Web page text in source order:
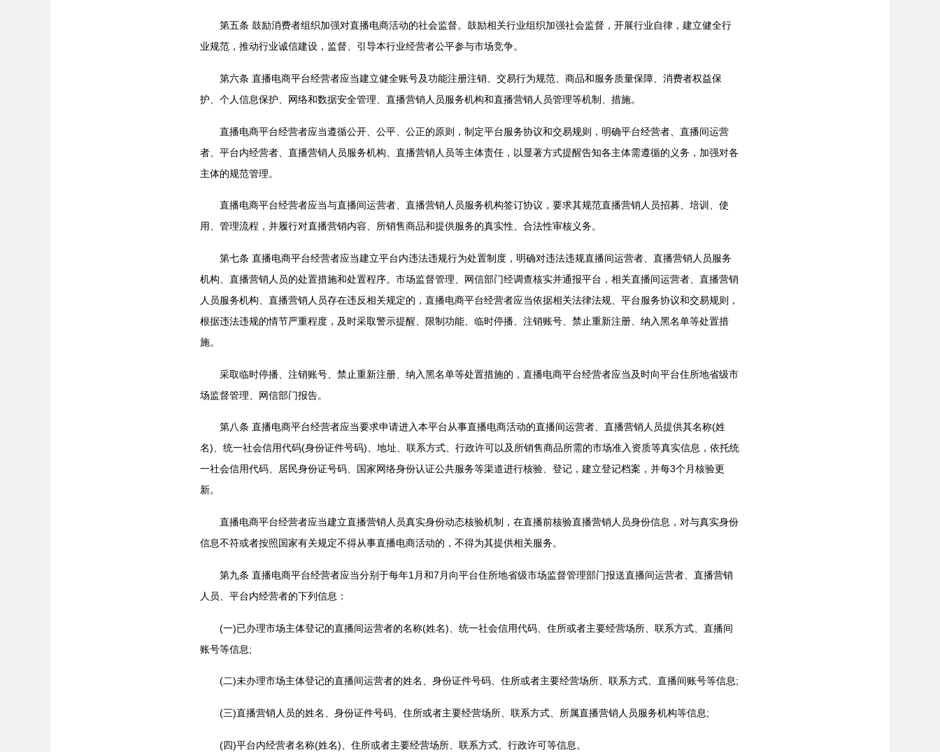
第五条 鼓励消费者组织加强对直播电商活动的社会监督。鼓励相关行业组织加强社会监督，开展行业自律，建立健全行
业规范，推动行业诚信建设，监督、引导本行业经营者公平参与市场竞争。
第六条 直播电商平台经营者应当建立健全账号及功能注册注销、交易行为规范、商品和服务质量保障、消费者权益保
护、个人信息保护、网络和数据安全管理、直播营销人员服务机构和直播营销人员管理等机制、措施。
直播电商平台经营者应当遵循公开、公平、公正的原则，制定平台服务协议和交易规则，明确平台经营者、直播间运营
者、平台内经营者、直播营销人员服务机构、直播营销人员等主体责任，以显著方式提醒告知各主体需遵循的义务，加强对各
主体的规范管理。
直播电商平台经营者应当与直播间运营者、直播营销人员服务机构签订协议，要求其规范直播营销人员招募、培训、使
用、管理流程，并履行对直播营销内容、所销售商品和提供服务的真实性、合法性审核义务。
第七条 直播电商平台经营者应当建立平台内违法违规行为处置制度，明确对违法违规直播间运营者、直播营销人员服务
机构、直播营销人员的处置措施和处置程序。市场监督管理、网信部门经调查核实并通报平台，相关直播间运营者、直播营销
人员服务机构、直播营销人员存在违反相关规定的，直播电商平台经营者应当依据相关法律法规、平台服务协议和交易规则，
根据违法违规的情节严重程度，及时采取警示提醒、限制功能、临时停播、注销账号、禁止重新注册、纳入黑名单等处置措
施。
采取临时停播、注销账号、禁止重新注册、纳入黑名单等处置措施的，直播电商平台经营者应当及时向平台住所地省级市
场监督管理、网信部门报告。
第八条 直播电商平台经营者应当要求申请进入本平台从事直播电商活动的直播间运营者、直播营销人员提供其名称(姓
名)、统一社会信用代码(身份证件号码)、地址、联系方式、行政许可以及所销售商品所需的市场准入资质等真实信息，依托统
一社会信用代码、居民身份证号码、国家网络身份认证公共服务等渠道进行核验、登记，建立登记档案，并每3个月核验更
新。
直播电商平台经营者应当建立直播营销人员真实身份动态核验机制，在直播前核验直播营销人员身份信息，对与真实身份
信息不符或者按照国家有关规定不得从事直播电商活动的，不得为其提供相关服务。
第九条 直播电商平台经营者应当分别于每年1月和7月向平台住所地省级市场监督管理部门报送直播间运营者、直播营销
人员、平台内经营者的下列信息：
(一)已办理市场主体登记的直播间运营者的名称(姓名)、统一社会信用代码、住所或者主要经营场所、联系方式、直播间
账号等信息;
(二)未办理市场主体登记的直播间运营者的姓名、身份证件号码、住所或者主要经营场所、联系方式、直播间账号等信息;
(三)直播营销人员的姓名、身份证件号码、住所或者主要经营场所、联系方式、所属直播营销人员服务机构等信息;
(四)平台内经营者名称(姓名)、住所或者主要经营场所、联系方式、行政许可等信息。